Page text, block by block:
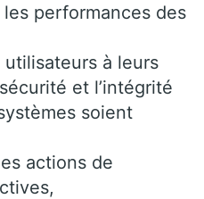
performances des
à leurs
et l’intégrité
soient
actions de